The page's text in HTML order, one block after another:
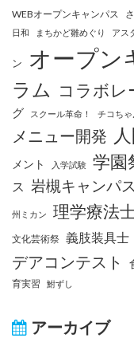
WEBオープンキャンパス
日和
まちかど雛めぐり アス
ン オープン
ラム コラボレ
グ
スクール革命！ チコちゃ
メニュー開発
メント
入学試験 学園
ス 岩槻キャンパス
州ミカン 理学療法
文化芸術祭 義肢装具士
デアコンテスト
育実習
鮒ずし
アーカイブ